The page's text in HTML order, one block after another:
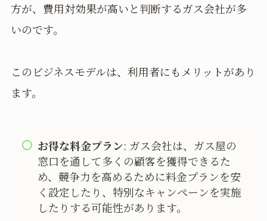
方が、費用対効果が高いと判断するガス会社が多
いのです。
このビジネスモデルは、利用者にもメリットがあり
ます。
お得な料金プラン: ガス会社は、ガス屋の
窓口を通して多くの顧客を獲得できるた
め、競争力を高めるために料金プランを安
く設定したり、特別なキャンペーンを実施
したりする可能性があります。